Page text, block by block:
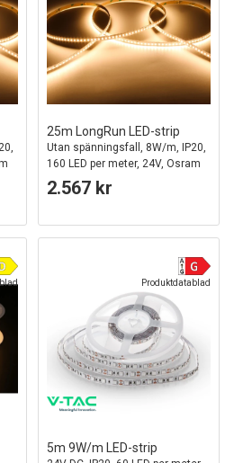
25m LongRun LED-strip
Utan spänningsfall, 8W/m, IP20,
160 LED per meter, 24V, Osram
LED, RA94
2.567 kr
Produktdatablad
5m 9W/m LED-strip